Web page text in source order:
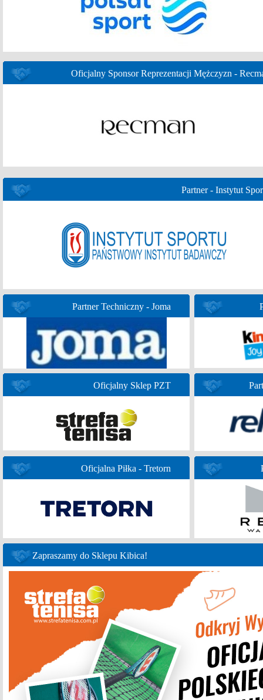
Oficjalny Sponsor Reprezentacji Mężczyzn -
Partner - Instytut
Partner Techniczny - Joma
Oficjalny Sklep PZT
Oficjalna Piłka - Tretorn
Zapraszamy do Sklepu Kibica!